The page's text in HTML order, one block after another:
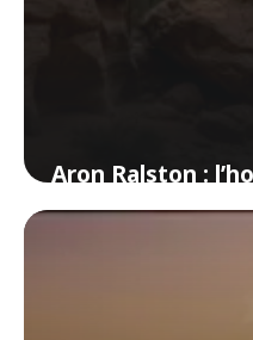
Aron Ralston :
le bras pour